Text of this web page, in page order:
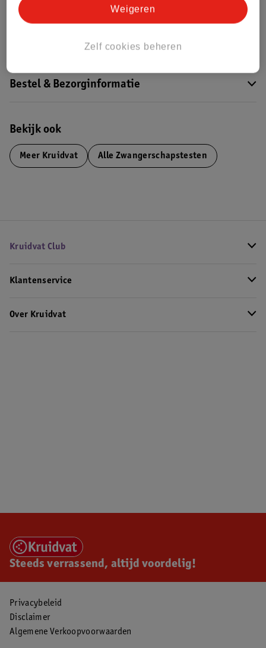
Dit product heeft (nog) geen Nature
Impact Score.
Bestel & Bezorginformatie
Bekijk ook
Meer Kruidvat Alle Zwangerschapstesten
Kruidvat Club
Klantenservice
Over Kruidvat
Steeds verrassend, altijd voordelig!
Privacybeleid
Disclaimer
Algemene Verkoopvoorwaarden
Zelf cookies beheren
Weigeren